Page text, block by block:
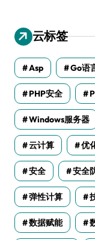
云标签
Asp Go语
PHP安全
Windows服务器
云计算 优
安全 安全
弹性计算
数据赋能